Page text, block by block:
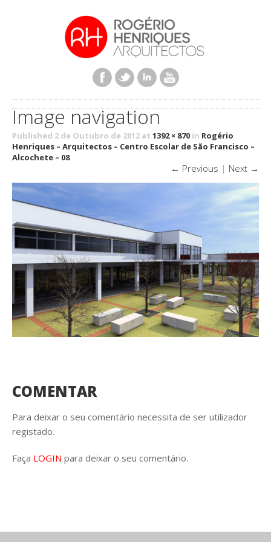
Image navigation
Published 2 de Outubro de 2012 at 1392 × 870 in Rogério
Henriques – Arquitectos – Centro Escolar de São Francisco –
Alcochete – 08
← Previous | Next →
COMENTAR
Para deixar o seu comentário necessita de ser utilizador
registado.
Faça LOGIN para deixar o seu comentário.